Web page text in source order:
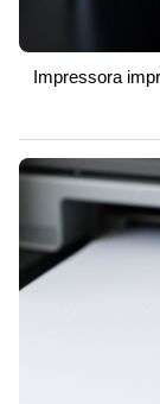
Impressora